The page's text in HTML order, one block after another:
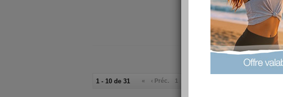
(31)
1 - 10 de 31 « ‹ Préc. 1